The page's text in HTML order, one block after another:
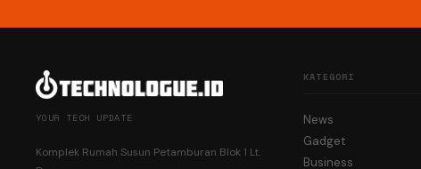
YOUR TECH UPDATE
Komplek Rumah Susun Petamburan Blok 1 Lt.
KATEGORI
News
Gadget
Business